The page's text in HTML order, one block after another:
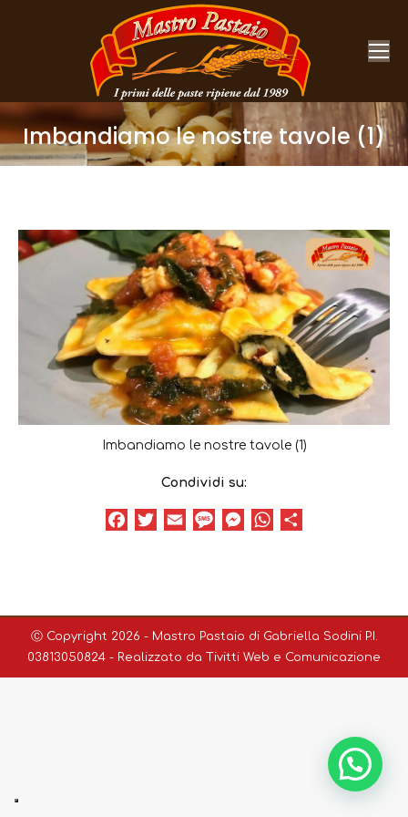
Imbandiamo le nostre tavole (1)
You are here:
Imbandiamo le nostre tavole (1)
Condividi su:
Facebook
TwitterEmailMessageMessenger
WhatsApp
Ⓒ Copyright 2026 - Mastro Pastaio di Gabriella Sodini P.I.
03813050824 - Realizzato da Tivitti Web e Comunicazione